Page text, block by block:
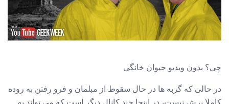
چی؟ بدون ویدیو حیوان خانگی
در حالی که گربه ها در حال سقوط از مبلمان و فرو رفتن به روده
کاملا برش نیست، در اینجا چند کانال دیگر است که می تواند به